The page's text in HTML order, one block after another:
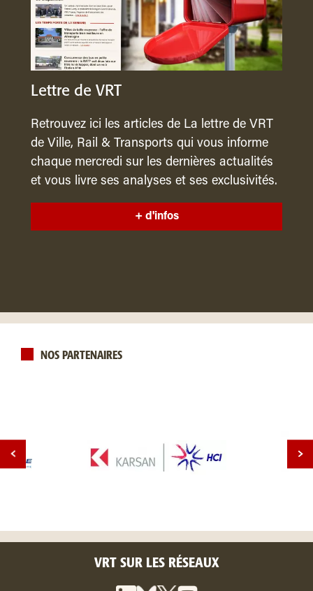
Lettre de VRT
Retrouvez ici les articles de La lettre de VRT
de Ville, Rail & Transports qui vous informe
chaque mercredi sur les dernières actualités
et vous livre ses analyses et ses exclusivités.
+ d'infos
NOS PARTENAIRES
VRT SUR LES RÉSEAUX